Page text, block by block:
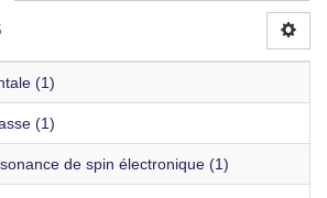
(1)
(1)
de spin électronique (1)